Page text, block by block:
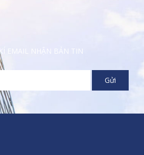
EMAIL NHẬN BẢN TIN